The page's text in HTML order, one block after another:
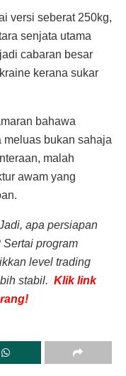
versi seberat 250kg,
senjata utama
cabaran besar
kerana sukar
bahawa
meluas bukan sahaja
malah
awam yang
apa persiapan
program
level trading
stabil. Klik link